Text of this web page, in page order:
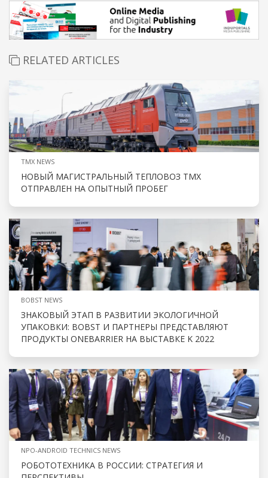
RELATED ARTICLES
TMX NEWS
НОВЫЙ МАГИСТРАЛЬНЫЙ ТЕПЛОВОЗ ТМХ
ОТПРАВЛЕН НА ОПЫТНЫЙ ПРОБЕГ
BOBST NEWS
ЗНАКОВЫЙ ЭТАП В РАЗВИТИИ ЭКОЛОГИЧНОЙ
УПАКОВКИ: BOBST И ПАРТНЕРЫ ПРЕДСТАВЛЯЮТ
ПРОДУКТЫ ONEBARRIER НА ВЫСТАВКЕ K 2022
NPO-ANDROID TECHNICS NEWS
РОБОТОТЕХНИКА В РОССИИ: СТРАТЕГИЯ И